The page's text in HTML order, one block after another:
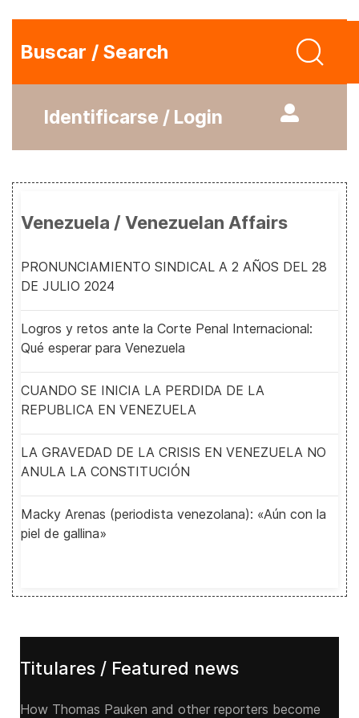
Buscar / Search
Identificarse / Login
Venezuela / Venezuelan Affairs
PRONUNCIAMIENTO SINDICAL A 2 AÑOS DEL 28
DE JULIO 2024
Logros y retos ante la Corte Penal Internacional:
Qué esperar para Venezuela
CUANDO SE INICIA LA PERDIDA DE LA
REPUBLICA EN VENEZUELA
LA GRAVEDAD DE LA CRISIS EN VENEZUELA NO
ANULA LA CONSTITUCIÓN
Macky Arenas (periodista venezolana): «Aún con la
piel de gallina»
Titulares / Featured news
How Thomas Pauken and other reporters become